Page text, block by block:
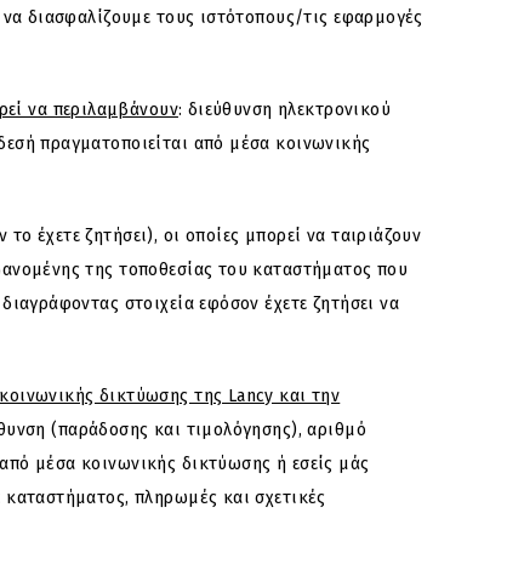
διασφαλίζουμε τους ιστότοπους/τις εφαρμογές
να περιλαμβάνουν: διεύθυνση ηλεκτρονικού
πραγματοποιείται από μέσα κοινωνικής
έχετε ζητήσει), οι οποίες μπορεί να ταιριάζουν
της τοποθεσίας του καταστήματος που
στοιχεία εφόσον έχετε ζητήσει να
δικτύωσης της Lancy και την
(παράδοσης και τιμολόγησης), αριθμό
μέσα κοινωνικής δικτύωσης ή εσείς μάς
πληρωμές και σχετικές